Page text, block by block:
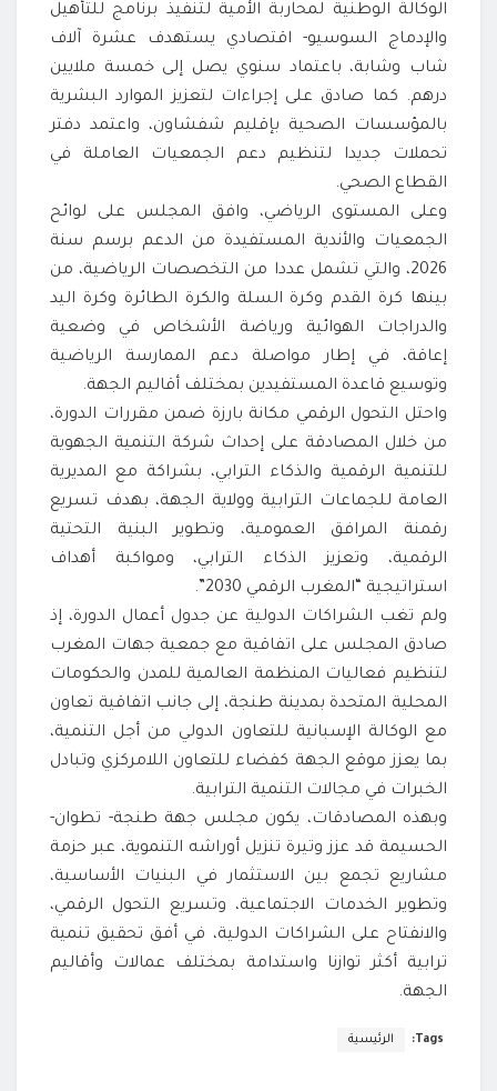
الوكالة الوطنية لمحاربة الأمية لتنفيذ برنامج للتأهيل
والإدماج السوسيو- اقتصادي يستهدف عشرة آلاف
شاب وشابة، باعتماد سنوي يصل إلى خمسة ملايين
درهم. كما صادق على إجراءات لتعزيز الموارد البشرية
بالمؤسسات الصحية بإقليم شفشاون، واعتمد دفتر
تحملات جديدا لتنظيم دعم الجمعيات العاملة في
القطاع الصحي.
وعلى المستوى الرياضي، وافق المجلس على لوائح
الجمعيات والأندية المستفيدة من الدعم برسم سنة
2026، والتي تشمل عددا من التخصصات الرياضية، من
بينها كرة القدم وكرة السلة والكرة الطائرة وكرة اليد
والدراجات الهوائية ورياضة الأشخاص في وضعية
إعاقة، في إطار مواصلة دعم الممارسة الرياضية
وتوسيع قاعدة المستفيدين بمختلف أقاليم الجهة.
واحتل التحول الرقمي مكانة بارزة ضمن مقررات الدورة،
من خلال المصادقة على إحداث شركة التنمية الجهوية
للتنمية الرقمية والذكاء الترابي، بشراكة مع المديرية
العامة للجماعات الترابية وولاية الجهة، بهدف تسريع
رقمنة المرافق العمومية، وتطوير البنية التحتية
الرقمية، وتعزيز الذكاء الترابي، ومواكبة أهداف
استراتيجية “المغرب الرقمي 2030”.
ولم تغب الشراكات الدولية عن جدول أعمال الدورة، إذ
صادق المجلس على اتفاقية مع جمعية جهات المغرب
لتنظيم فعاليات المنظمة العالمية للمدن والحكومات
المحلية المتحدة بمدينة طنجة، إلى جانب اتفاقية تعاون
مع الوكالة الإسبانية للتعاون الدولي من أجل التنمية،
بما يعزز موقع الجهة كفضاء للتعاون اللامركزي وتبادل
الخبرات في مجالات التنمية الترابية.
وبهذه المصادقات، يكون مجلس جهة طنجة- تطوان-
الحسيمة قد عزز وتيرة تنزيل أوراشه التنموية، عبر حزمة
مشاريع تجمع بين الاستثمار في البنيات الأساسية،
وتطوير الخدمات الاجتماعية، وتسريع التحول الرقمي،
والانفتاح على الشراكات الدولية، في أفق تحقيق تنمية
ترابية أكثر توازنا واستدامة بمختلف عمالات وأقاليم
الجهة.
Tags: الرئيسية